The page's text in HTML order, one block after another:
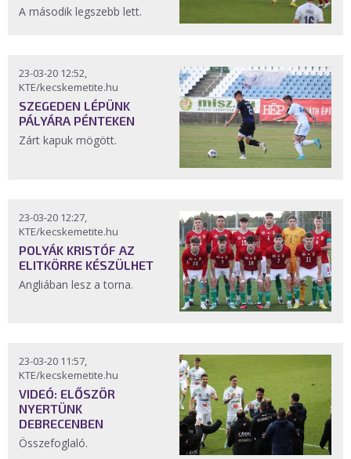
A második legszebb lett.
23-03-20 12:52,
KTE/kecskemetite.hu
SZEGEDEN LÉPÜNK
PÁLYÁRA PÉNTEKEN
Zárt kapuk mögött.
23-03-20 12:27,
KTE/kecskemetite.hu
POLYÁK KRISTÓF AZ
ELITKÖRRE KÉSZÜLHET
Angliában lesz a torna.
23-03-20 11:57,
KTE/kecskemetite.hu
VIDEÓ: ELŐSZÖR
NYERTÜNK
DEBRECENBEN
Összefoglaló.